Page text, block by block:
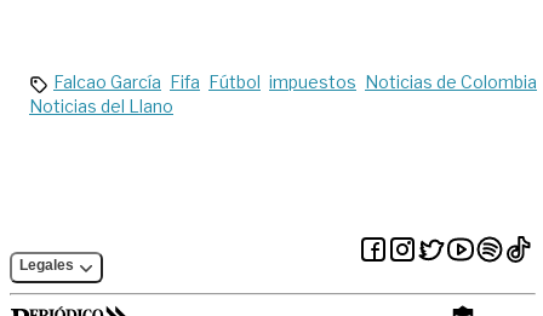
Falcao García Fifa Fútbol impuestos Noticias de Colombia
Noticias del Llano
Legales